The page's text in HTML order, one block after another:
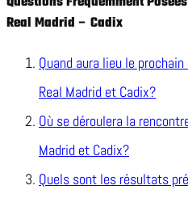
Real Madrid – Cadix
Quand aura lieu le
Real Madrid et Cadix?
Où se déroulera la
Madrid et Cadix?
Quels sont les résultats